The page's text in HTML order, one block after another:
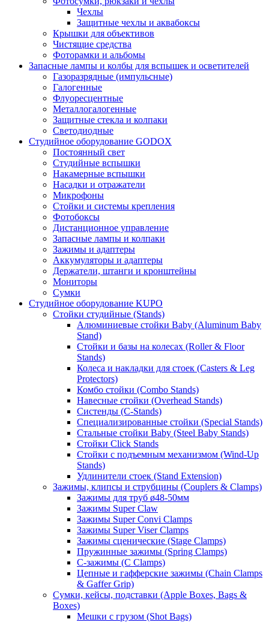
Чехлы
Защитные чехлы и аквабоксы
Крышки для объективов
Чистящие средства
Фоторамки и альбомы
Запасные лампы и колбы для вспышек и осветителей
Газоразрядные (импульсные)
Галогенные
Флуоресцентные
Металлогалогенные
Защитные стекла и колпаки
Светодиодные
Студийное оборудование GODOX
Постоянный свет
Студийные вспышки
Накамерные вспышки
Насадки и отражатели
Микрофоны
Стойки и системы крепления
Фотобоксы
Дистанционное управление
Запасные лампы и колпаки
Зажимы и адаптеры
Аккумуляторы и адаптеры
Держатели, штанги и кронштейны
Мониторы
Сумки
Студийное оборудование KUPO
Стойки студийные (Stands)
Алюминиевые стойки Baby (Aluminum Baby
Stand)
Стойки и базы на колесах (Roller & Floor
Stands)
Колеса и накладки для стоек (Casters & Leg
Protectors)
Комбо стойки (Combo Stands)
Навесные стойки (Overhead Stands)
Систенды (C-Stands)
Специализированные стойки (Special Stands)
Стальные стойки Baby (Steel Baby Stands)
Стойки Click Stands
Стойки с подъемным механизмом (Wind-Up
Stands)
Удлинители стоек (Stand Extension)
Зажимы, клипсы и струбцины (Couplers & Clamps)
Зажимы для труб ø48-50мм
Зажимы Super Claw
Зажимы Super Convi Clamps
Зажимы Super Viser Clamps
Зажимы сценические (Stage Clamps)
Пружинные зажимы (Spring Clamps)
С-зажимы (C Clamps)
Цепные и гафферские зажимы (Chain Clamps
& Gaffer Grip)
Сумки, кейсы, подставки (Apple Boxes, Bags &
Boxes)
Мешки с грузом (Shot Bags)